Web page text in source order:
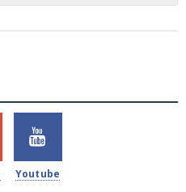
620
SHARES
Youtube